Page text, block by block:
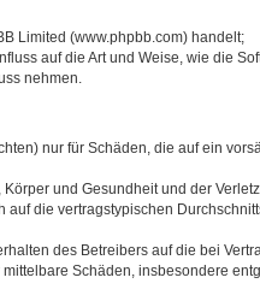
Limited (www.phpbb.com) handelt;
auf die Art und Weise, wie die
nehmen.
nur für Schäden, die auf ein
und Gesundheit und der
die vertragstypischen
des Betreibers auf die bei
Schäden, insbesondere